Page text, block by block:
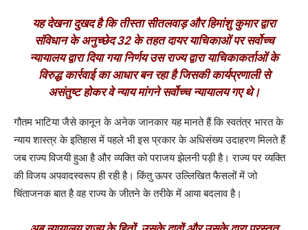
यह देखना दुखद है कि तीस्ता सीतलवाड़ और हिमांशु कुमार द्वारा
संविधान के अनुच्छेद 32 के तहत दायर याचिकाओं पर सर्वोच्च
न्यायालय द्वारा दिया गया निर्णय उस राज्य द्वारा याचिकाकर्ताओं के
विरुद्ध कार्रवाई का आधार बन रहा है जिसकी कार्यप्रणाली से
असंतुष्ट होकर वे न्याय मांगने सर्वोच्च न्यायालय गए थे।
गौतम भाटिया जैसे कानून के अनेक जानकार यह मानते हैं कि स्वतंत्र भारत के
न्याय शास्त्र के इतिहास में पहले भी इस प्रकार के अधिसंख्य उदाहरण मिलते हैं
जब राज्य विजयी हुआ है और व्यक्ति को पराजय झेलनी पड़ी है। राज्य पर व्यक्ति
की विजय अपवादस्वरूप ही रही है। किंतु ऊपर उल्लिखित फैसलों में जो
चिंताजनक बात है वह राज्य के जीतने के तरीके में आया बदलाव है।